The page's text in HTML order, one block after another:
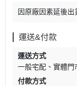
因原廠因素延後出
運送&付款
運送方式
一般宅配
實體門
付款方式